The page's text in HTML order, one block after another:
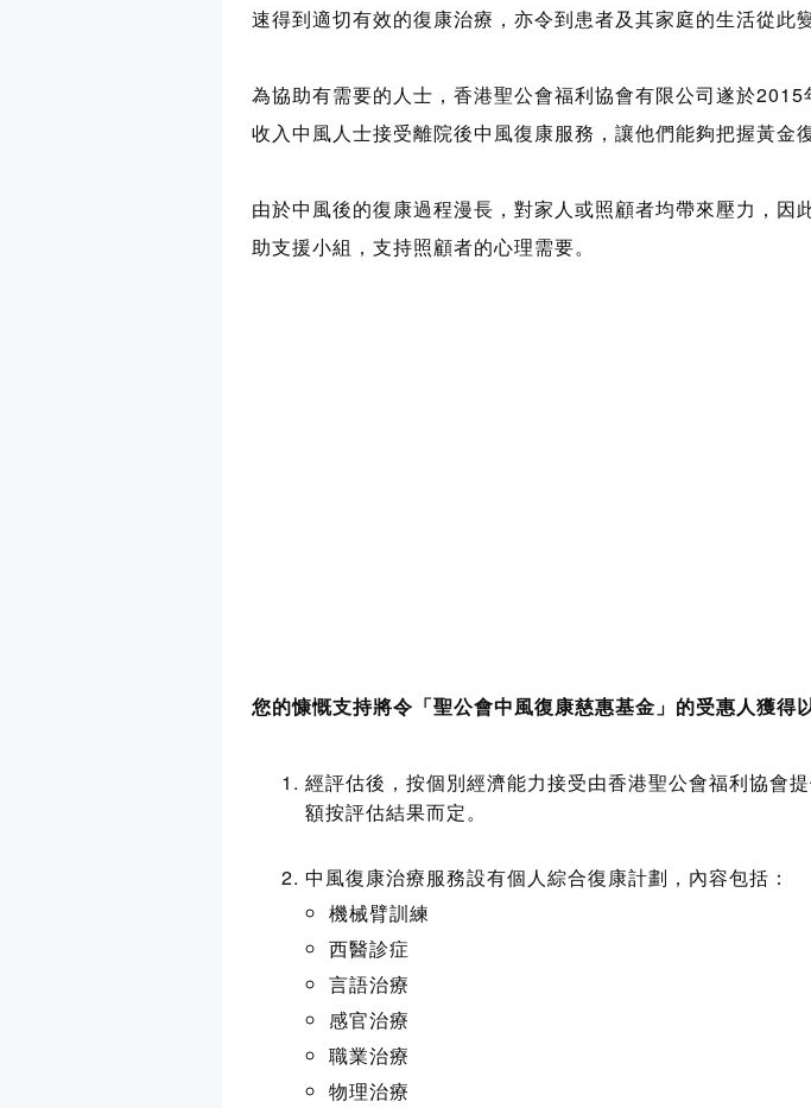
速得到適切有效的復康治療，亦令到患者及其家庭的生活從此
為協助有需要的人士，香港聖公會福利協會有限公司遂於2015
收入中風人士接受離院後中風復康服務，讓他們能夠把握黃金
由於中風後的復康過程漫長，對家人或照顧者均帶來壓力，
助支援小組，支持照顧者的心理需要。
您的慷慨支持將令「聖公會中風復康慈惠基金」的受惠人獲得
經評估後，按個別經濟能力接受由香港聖公會福利協會
額按評估結果而定。
中風復康治療服務設有個人綜合復康計劃，內容包括：
機械臂訓練
西醫診症
言語治療
感官治療
職業治療
物理治療